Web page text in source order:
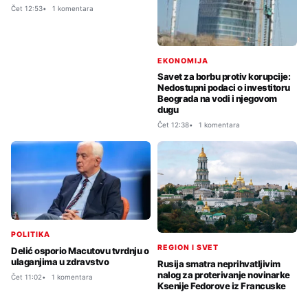
Čet 12:53 1 komentara
EKONOMIJA
Savet za borbu protiv korupcije:
Nedostupni podaci o investitoru
Beograda na vodi i njegovom
dugu
Čet 12:38 1 komentara
POLITIKA
Delić osporio Macutovu tvrdnju o
ulaganjima u zdravstvo
Čet 11:02 1 komentara
REGION I SVET
Rusija smatra neprihvatljivim
nalog za proterivanje novinarke
Ksenije Fedorove iz Francuske